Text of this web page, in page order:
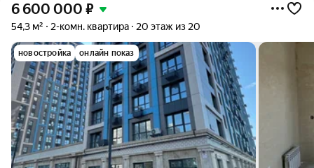
6 600 000 ₽
54,3 м² 2-комн. квартира 20 этаж из 20
новостройка онлайн показ